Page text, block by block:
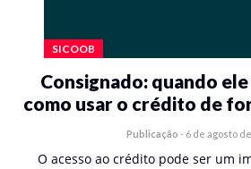
SICOOB
Consignado: quando ele
como usar o crédito de
Publicação - 6 de agosto
O acesso ao crédito pode ser um